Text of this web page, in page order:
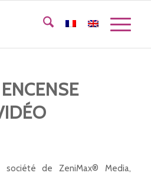
société de ZeniMax® Media,